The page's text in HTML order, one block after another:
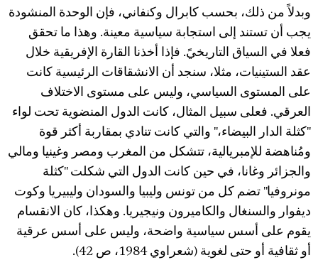
وبدلاً من ذلك، بحسب كابرال وكنفاني، فإن الوحدة المنشودة
يجب أن تستند إلى استجابة سياسية معينة. وهذا ما تحقق
فعلا في السياق التاريخيً. فإذا أخذنا القارة الإفريقية خلال
عقد الستينيات، مثلا، سنجد أن الانشقاقات الرئيسية كانت
على المستوى السياسي، وليس على مستوى الاختلاف
العرقي. فعلى سبيل المثال، كانت الدول المنضوية تحت لواء
"كثلة الدار البيضاء،" والتي كانت تنادي بمقاربة أكثر قوة
ومُناهضة للإمبريالية، تتشكل من المغرب ومصر وغينيا ومالي
والجزائر وغانا، في حين كانت الدول التي شكلت "كثلة
مونروفيا" تضم كل من تونس وليبيا والسودان وليبيريا وكوت
ديفوار والسنغال والكاميرون ونيجيريا. وهكذا، كان الانقسام
يقوم على أسس سياسية واضحة، وليس على أسس عرقية
أو ثقافية أو حتى لغوية (شعراوي 1984، ص 42).